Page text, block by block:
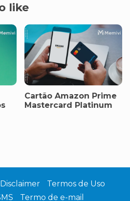
like
Cartão Amazon Prime
Mastercard Platinum
Disclaimer
Termos de Uso
Termo de e-mail